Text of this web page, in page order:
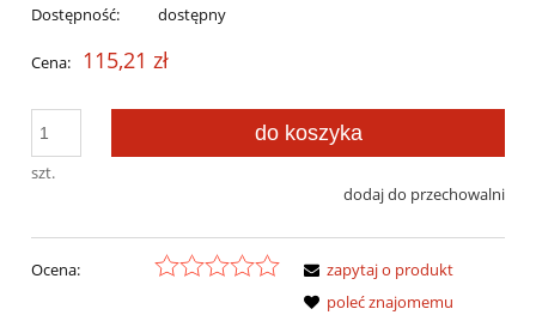
Dostępność: dostępny
Cena: 115,21 zł
szt.
do koszyka
dodaj do przechowalni
Ocena:
zapytaj o produkt
poleć znajomemu